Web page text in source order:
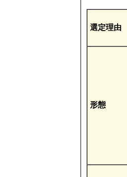
選定理由
形態